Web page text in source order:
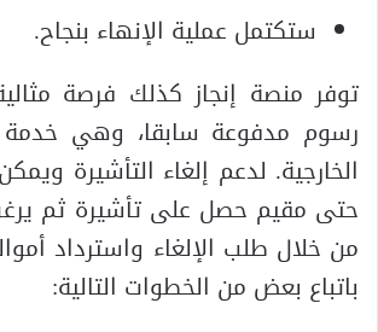
ستكتمل عملية الإنهاء بنجاح.
توفر منصة إنجاز كذلك فرصة
رسوم مدفوعة سابقا، وهي خدمة
الخارجية. لدعم إلغاء التأشيرة
حتى مقيم حصل على تأشيرة ثم
من خلال طلب الإلغاء واسترداد
باتباع بعض من الخطوات التالية: